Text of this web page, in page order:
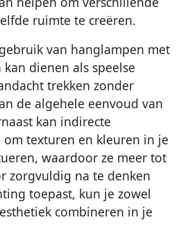
ruimte te creëren.
van hanglampen met
dienen als speelse
trekken zonder
de algehele eenvoud van
kan indirecte
texturen en kleuren in je
waardoor ze meer tot
zorgvuldig na te denken
toepast, kun je zowel
combineren in je